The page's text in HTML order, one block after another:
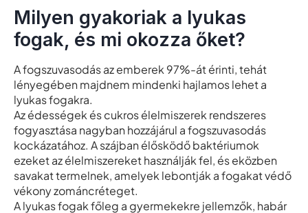
Milyen gyakoriak a lyukas
fogak, és mi okozza őket?
A fogszuvasodás az emberek 97%-át érinti, tehát
lényegében majdnem mindenki hajlamos lehet a
lyukas fogakra.
Az édességek és cukros élelmiszerek rendszeres
fogyasztása nagyban hozzájárul a fogszuvasodás
kockázatához. A szájban élősködő baktériumok
ezeket az élelmiszereket használják fel, és eközben
savakat termelnek, amelyek lebontják a fogakat védő
vékony zománcréteget.
A lyukas fogak főleg a gyermekekre jellemzők, habár